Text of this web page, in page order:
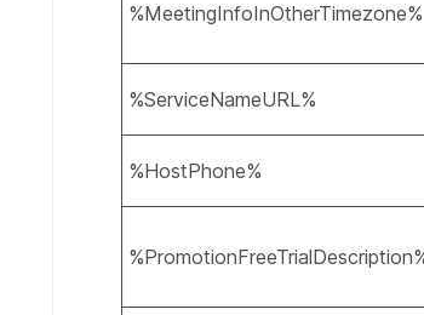
%MeetingInfoInOtherTimezone%
%ServiceNameURL%
%HostPhone%